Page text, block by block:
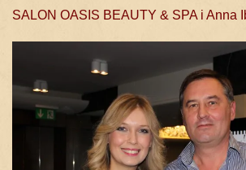
SALON OASIS BEAUTY & SPA i Anna